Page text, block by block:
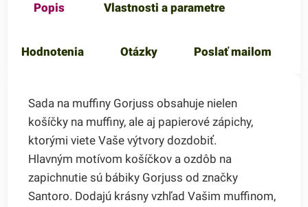
Popis Vlastnosti a parametre
Hodnotenia Otázky Poslať mailom
Sada na muffiny Gorjuss obsahuje nielen
košíčky na muffiny, ale aj papierové zápichy,
ktorými viete Vaše výtvory dozdobiť.
Hlavným motívom košíčkov a ozdôb na
zapichnutie sú bábiky Gorjuss od značky
Santoro. Dodajú krásny vzhľad Vašim muffinom,